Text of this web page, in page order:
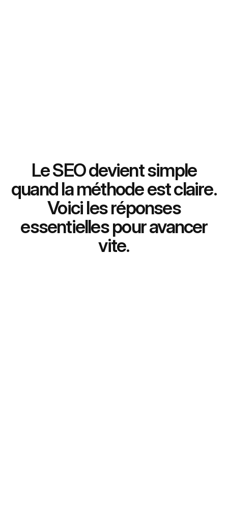
Le SEO devient simple
quand la méthode est claire.
Voici les réponses
essentielles pour avancer
vite.